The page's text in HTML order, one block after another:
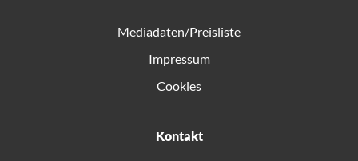
Mediadaten/Preisliste
Impressum
Cookies
Kontakt